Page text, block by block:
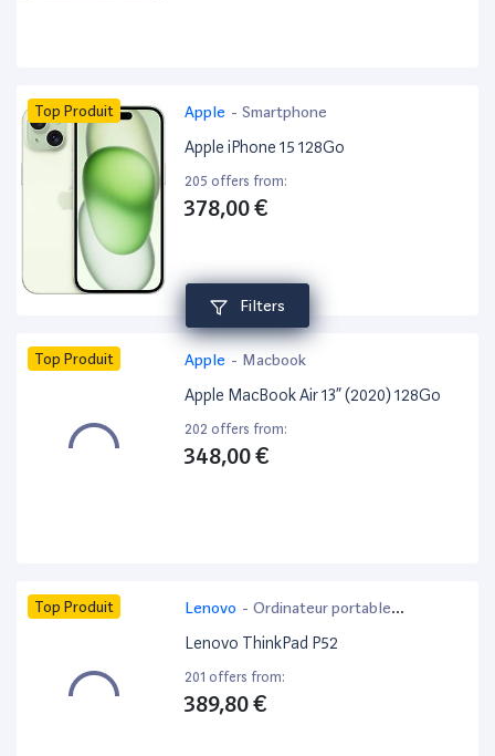
Filters
Top Produit Apple - Smartphone
Apple iPhone 15 128Go
205 offers from:
378,00 €
Top Produit Apple - Macbook
Apple MacBook Air 13” (2020) 128Go
202 offers from:
348,00 €
Top Produit Lenovo - Ordinateur portable
bureautique
Lenovo ThinkPad P52
201 offers from:
389,80 €